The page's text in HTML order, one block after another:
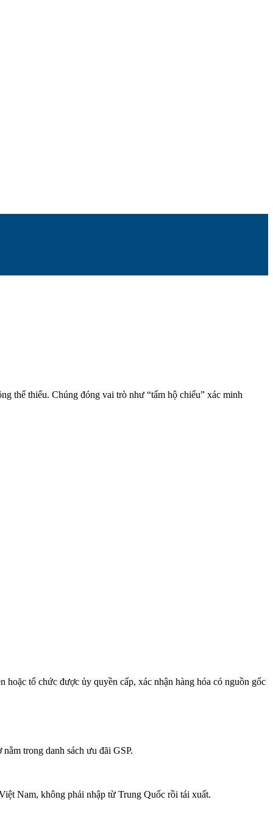
thể thiếu. Chúng đóng vai trò như “tấm hộ chiếu” xác minh
hoặc tổ chức được ủy quyền cấp, xác nhận hàng hóa có nguồn gốc
trong danh sách ưu đãi GSP.
Nam, không phải nhập từ Trung Quốc rồi tái xuất.